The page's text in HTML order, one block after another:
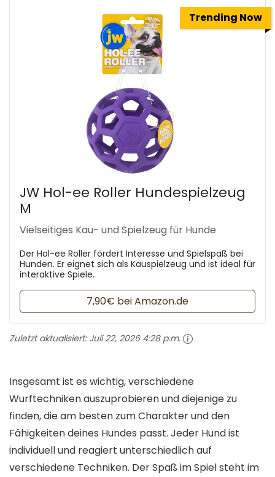
Trending Now
JW Hol-ee Roller Hundespielzeug
M
Vielseitiges Kau- und Spielzeug für Hunde
Der Hol-ee Roller fördert Interesse und Spielspaß bei
Hunden. Er eignet sich als Kauspielzeug und ist ideal für
interaktive Spiele.
7,90€ bei Amazon.de
Zuletzt aktualisiert: Juli 22, 2026 4:28 p.m.
Insgesamt ist es wichtig, verschiedene
Wurftechniken auszuprobieren und diejenige zu
finden, die am besten zum Charakter und den
Fähigkeiten deines Hundes passt. Jeder Hund ist
individuell und reagiert unterschiedlich auf
verschiedene Techniken. Der Spaß im Spiel steht im